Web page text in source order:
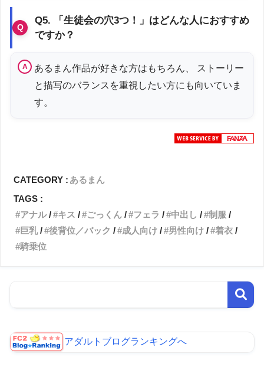
Q5. 「生徒会の穴3つ！」はどんな人におすすめ
ですか？
あるまん作品が好きな方はもちろん、 ストーリー
と描写のバランスを重視したい方にも向いていま
す。
CATEGORY : あるまん
TAGS :
アナル
キス ごっくん フェラ 中出し
制服
巨乳
後背位／バック 成人向け 男性向け
着衣
騎乗位
アダルトブログランキングへ